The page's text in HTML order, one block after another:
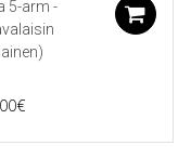
5-arm -
€